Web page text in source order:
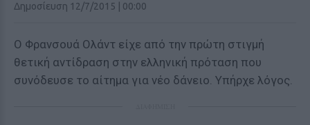
Δημοσίευση 12/7/2015 | 00:00
Ο Φρανσουά Ολάντ είχε από την πρώτη στιγμή
θετική αντίδραση στην ελληνική πρόταση που
συνόδευσε το αίτημα για νέο δάνειο. Υπήρχε λόγος.